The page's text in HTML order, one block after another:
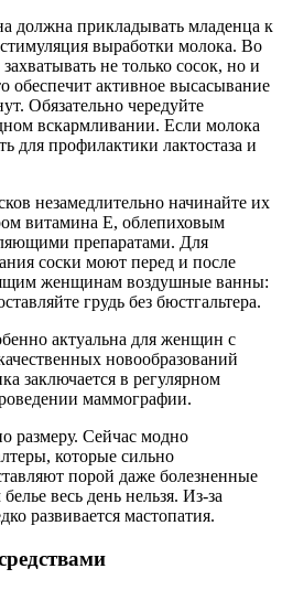
должна прикладывать младенца к
выработки молока. Во
не только сосок, но и
обеспечит активное высасывание
Обязательно чередуйте
вскармливании. Если молока
для профилактики лактостаза и
незамедлительно начинайте их
витамина Е, облепиховым
препаратами. Для
соски моют перед и после
женщинам воздушные ванны:
грудь без бюстгальтера.
актуальна для женщин с
новообразований
заключается в регулярном
маммографии.
размеру. Сейчас модно
которые сильно
порой даже болезненные
весь день нельзя. Из-за
развивается мастопатия.